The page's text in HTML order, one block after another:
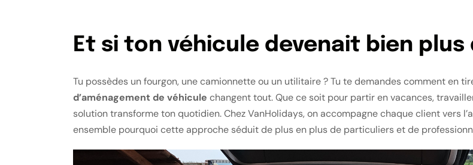
Et si ton véhicule devenait bien
Tu possèdes un fourgon, une camionnette ou un utilitaire ? Tu te demandes comment en
d’aménagement de véhicule changent tout. Que ce soit pour partir en vacances,
solution transforme ton quotidien. Chez VanHolidays, on accompagne chaque client vers
ensemble pourquoi cette approche séduit de plus en plus de particuliers et de